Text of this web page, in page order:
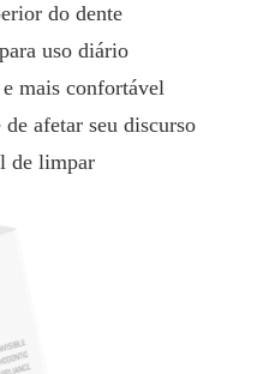
do dente
uso diário
mais confortável
afetar seu discurso
de limpar